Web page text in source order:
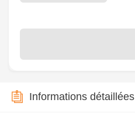
Informations détaillées